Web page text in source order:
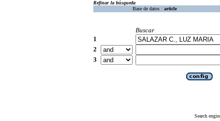
Refinar la búsqueda
Base de datos : article
Buscar
1
2
3
Search